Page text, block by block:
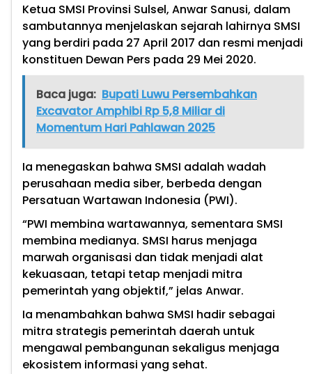
Ketua SMSI Provinsi Sulsel, Anwar Sanusi, dalam
sambutannya menjelaskan sejarah lahirnya SMSI
yang berdiri pada 27 April 2017 dan resmi menjadi
konstituen Dewan Pers pada 29 Mei 2020.
Baca juga: Bupati Luwu Persembahkan
Excavator Amphibi Rp 5,8 Miliar di
Momentum Hari Pahlawan 2025
Ia menegaskan bahwa SMSI adalah wadah
perusahaan media siber, berbeda dengan
Persatuan Wartawan Indonesia (PWI).
“PWI membina wartawannya, sementara SMSI
membina medianya. SMSI harus menjaga
marwah organisasi dan tidak menjadi alat
kekuasaan, tetapi tetap menjadi mitra
pemerintah yang objektif,” jelas Anwar.
Ia menambahkan bahwa SMSI hadir sebagai
mitra strategis pemerintah daerah untuk
mengawal pembangunan sekaligus menjaga
ekosistem informasi yang sehat.